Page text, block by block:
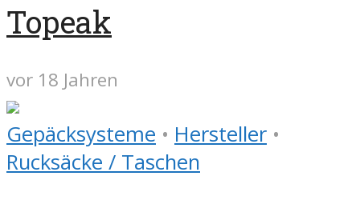
Topeak
vor 18 Jahren
Gepäcksysteme • Hersteller •
Rucksäcke / Taschen